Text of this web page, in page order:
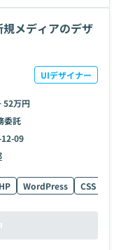
規メディアのデザ
UIデザイナー
52万円
委託
09
WordPress CSS